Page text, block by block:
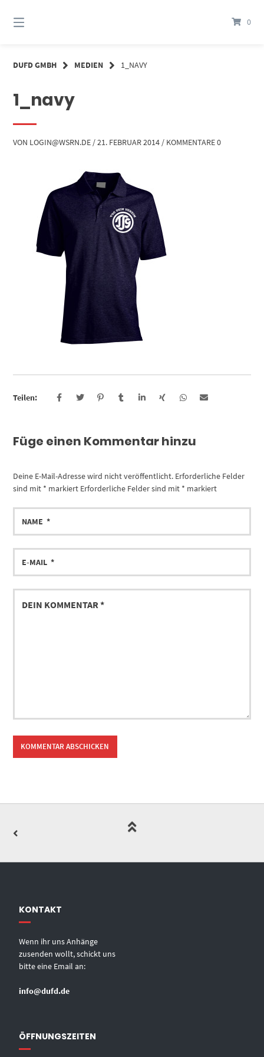
zum
Inhalt
0
DUFD GMBH MEDIEN 1_NAVY
1_navy
VON LOGIN@WSRN.DE /21. FEBRUAR 2014 / KOMMENTARE 0
Teilen:
Füge einen Kommentar hinzu
Deine E-Mail-Adresse wird nicht veröffentlicht. Erforderliche Felder
sind mit * markiert Erforderliche Felder sind mit * markiert
KONTAKT
Wenn ihr uns Anhänge
zusenden wollt, schickt uns
bitte eine Email an:
info@dufd.de
ÖFFNUNGSZEITEN